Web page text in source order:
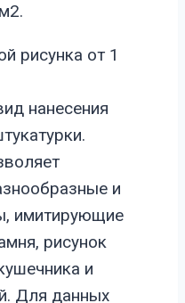
рисунка от 1
нанесения
и
имитирующие
рисунок
и
Для данных